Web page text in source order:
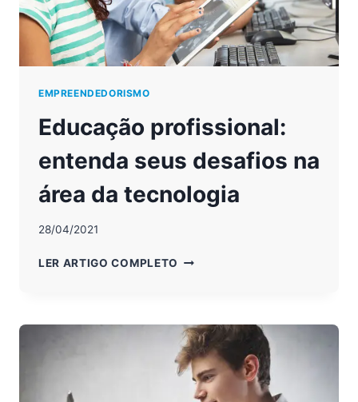
EMPREENDEDORISMO
Educação profissional:
entenda seus desafios na
área da tecnologia
28/04/2021
LER ARTIGO COMPLETO EDUCAÇÃO
DESAFIOS
NA
ÁREA
DA
TECNOLOGIA